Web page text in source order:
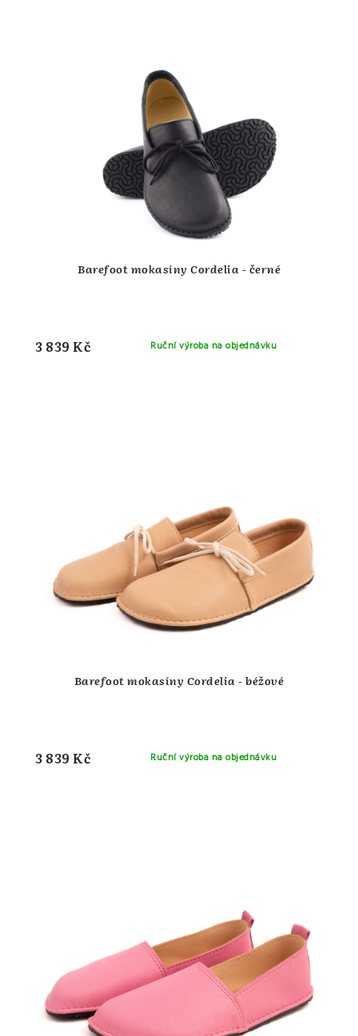
Barefoot mokasíny Cordelia - černé
Ruční výroba na objednávku
3 839 Kč
Barefoot mokasíny Cordelia - béžové
Ruční výroba na objednávku
3 839 Kč